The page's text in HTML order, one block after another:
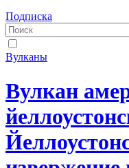
Подписка
Вулканы
Вулкан